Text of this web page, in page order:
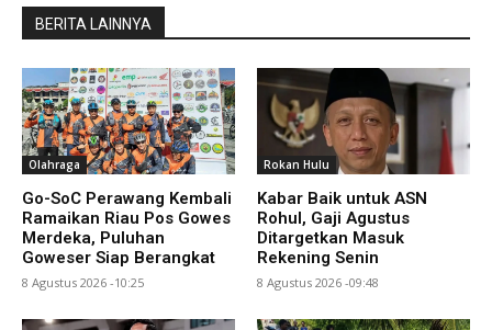
BERITA LAINNYA
Olahraga
Go-SoC Perawang Kembali
Ramaikan Riau Pos Gowes
Merdeka, Puluhan
Goweser Siap Berangkat
8 Agustus 2026 -10:25
Rokan Hulu
Kabar Baik untuk ASN
Rohul, Gaji Agustus
Ditargetkan Masuk
Rekening Senin
8 Agustus 2026 -09:48